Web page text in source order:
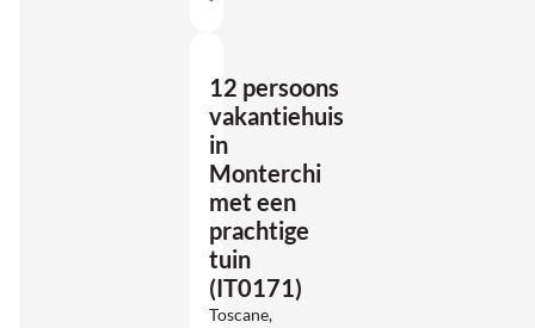
12 persoons
vakantiehuis
in
Monterchi
met een
prachtige
tuin
(IT0171)
Toscane,